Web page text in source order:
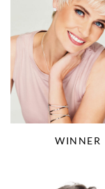
WINNER